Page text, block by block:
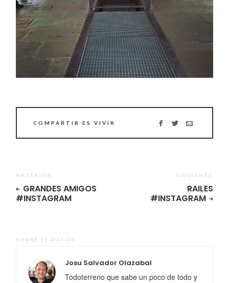
COMPARTIR ES VIVIR
ANTERIOR
GRANDES AMIGOS
#INSTAGRAM
SIGUIENTE
RAILES
#INSTAGRAM
SOBRE EL AUTOR
Josu Salvador Olazabal
Todoterreno que sabe un poco de todo y